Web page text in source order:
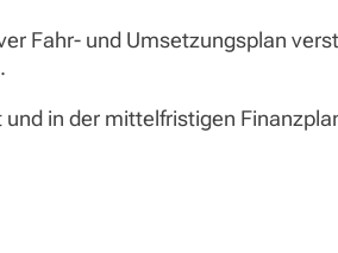
Fahr- und Umsetzungsplan
in der mittelfristigen